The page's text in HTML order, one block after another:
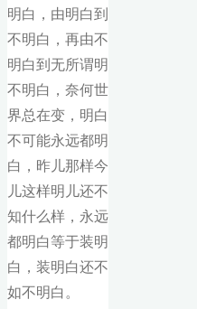
明白，由明白到
不明白，再由不
明白到无所谓明
不明白，奈何世
界总在变，明白
不可能永远都明
白，昨儿那样今
儿这样明儿还不
知什么样，永远
都明白等于装明
白，装明白还不
如不明白。